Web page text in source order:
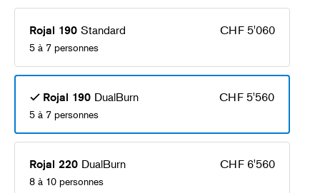
Rojal 190 Standard CHF 5'060
5 à 7 personnes
Rojal 190 DualBurn CHF 5'560
5 à 7 personnes
Rojal 220 DualBurn CHF 6'560
8 à 10 personnes